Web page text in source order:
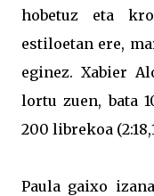
hobetuz eta
estiloetan ere,
eginez. Xabier
lortu zuen, bata
200 librekoa
Paula gaixo